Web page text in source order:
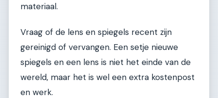
materiaal.
Vraag of de lens en spiegels recent zijn
gereinigd of vervangen. Een setje nieuwe
spiegels en een lens is niet het einde van de
wereld, maar het is wel een extra kostenpost
en werk.